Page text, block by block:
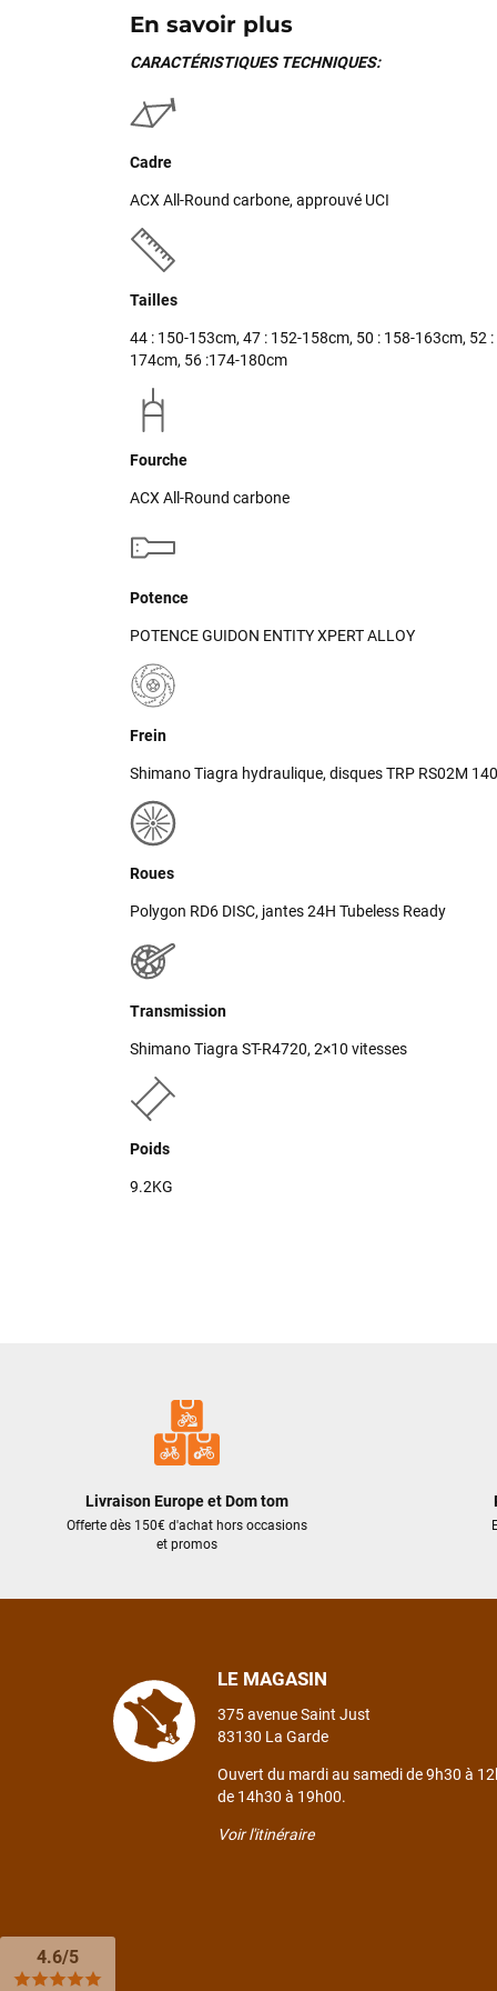
En savoir plus
CARACTÉRISTIQUES TECHNIQUES:
Cadre
ACX All-Round carbone, approuvé UCI
Tailles
44 : 150-153cm, 47 : 152-158cm, 50 : 158-163cm, 52
174cm, 56 :174-180cm
Fourche
ACX All-Round carbone
Potence
POTENCE GUIDON ENTITY XPERT ALLOY
Frein
Shimano Tiagra hydraulique, disques TRP RS02M
Roues
Polygon RD6 DISC, jantes 24H Tubeless Ready
Transmission
Shimano Tiagra ST-R4720, 2×10 vitesses
Poids
9.2KG
Livraison Europe et Dom tom
Offerte dès 150€ d'achat hors occasions
et promos
LE MAGASIN
375 avenue Saint Just
83130 La Garde
Ouvert du mardi au samedi de 9h30 à
de 14h30 à 19h00.
Voir l'itinéraire
4.6/5